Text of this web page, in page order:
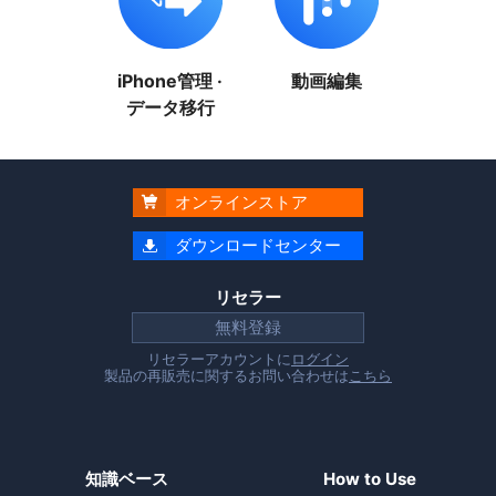
iPhone管理 ·
データ移行
動画編集
 オンラインストア
 ダウンロードセンター
リセラー
無料登録
リセラーアカウントに ログイン
製品の再販売に関するお問い合わせは こちら
知識ベース How to Use